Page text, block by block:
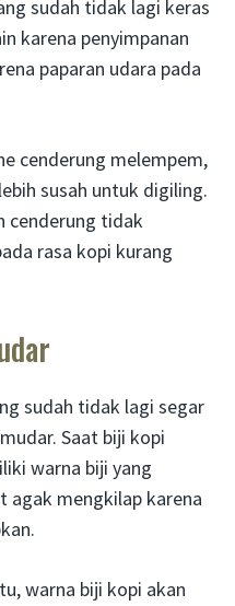
sudah tidak lagi keras
karena penyimpanan
paparan udara pada
cenderung melempem,
susah untuk digiling.
cenderung tidak
rasa kopi kurang
sudah tidak lagi segar
Saat biji kopi
warna biji yang
agak mengkilap karena
warna biji kopi akan